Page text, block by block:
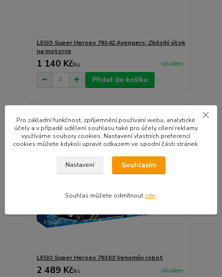
LEGO Super Heroes 76142 Avengers: Zběsilý útok
na motorce
1 140 Kč/ks skladem
Přidat do košíku
LEGO Super Heroes 76163 Venomův robot
2 489 Kč/ks skladem
Pro základní funkčnost, zpříjemnění používání webu, analytické
účely a v případě udělení souhlasu také pro účely cílení reklamy
využíváme soubory cookies. Nastavení vlastních preferencí
cookies můžete kdykoli upravit odkazem ve spodní části stránek.
Nastavení Souhlasím
Souhlas můžete odmítnout zde.